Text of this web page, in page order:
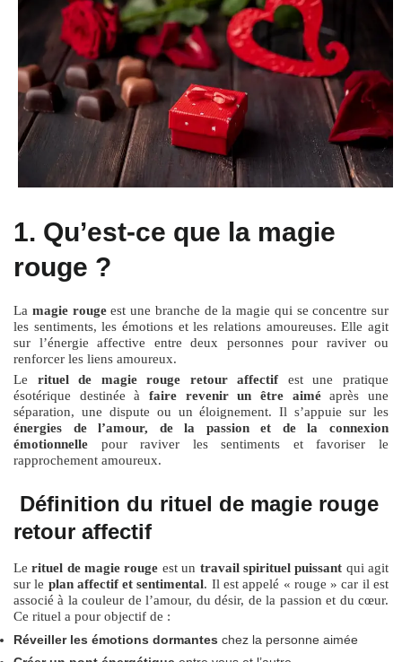
1. Qu’est-ce que la magie
rouge ?
La magie rougeest une branche de la magie qui se concentre sur
les sentiments, les émotions et les relations amoureuses. Elle agit
sur l’énergie affective entre deux personnes pour raviver ou
renforcer les liens amoureux.
Le rituel de magie rouge retour affectifest une pratique
ésotérique destinée à faire revenir un être aiméaprès une
séparation, une dispute ou un éloignement. Il s’appuie sur les
énergies de l’amour, de la passion et de la connexion
émotionnelle pour raviver les sentiments et favoriser le
rapprochement amoureux.
Définition du rituel de magie rouge
retour affectif
Lerituel de magie rouge est un travail spirituel puissant qui agit
sur le plan affectif et sentimental. Il est appelé « rouge » car il est
associé à la couleur de l’amour, du désir, de la passion et du cœur.
Ce rituel a pour objectif de :
Réveiller les émotions dormantes chez la personne aimée